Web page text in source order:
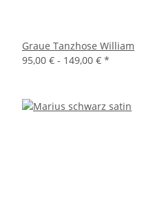
Graue Tanzhose William
95,00 € - 149,00 € *